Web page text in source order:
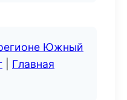
Южный
Главная